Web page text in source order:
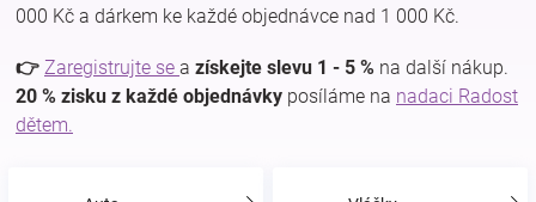
Pokojíček
a
kojenecká
000 Kč a dárkem ke každé objednávce nad 1 000 Kč.
👉 Zaregistrujte se a získejte slevu 1 - 5 % na další nákup.
20 % zisku z každé objednávky posíláme na nadaci Radost
dětem.